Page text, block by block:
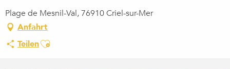
Plage de Mesnil-Val, 76910 Criel-sur-Mer
Anfahrt
TeilenAjouter aux favoris